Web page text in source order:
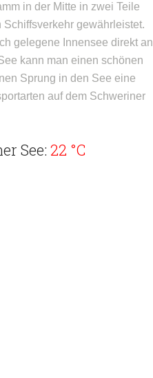
in der Mitte in zwei Teile
gewährleistet.
gelegene Innensee direkt an
kann man einen schönen
Sprung in den See eine
auf dem Schweriner
See: 22 °C